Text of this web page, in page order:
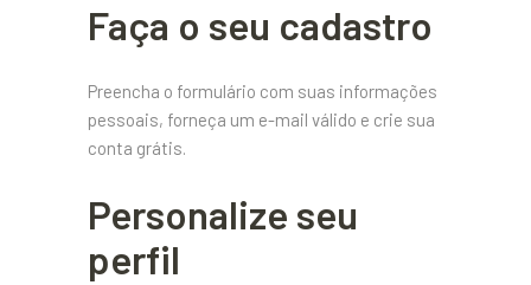
Faça o seu cadastro
Preencha o formulário com suas informações
pessoais, forneça um e-mail válido e crie sua
conta grátis.
Personalize seu
perfil